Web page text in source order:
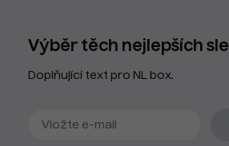
Výběr těch nejlepších
Doplňující text pro NL box.